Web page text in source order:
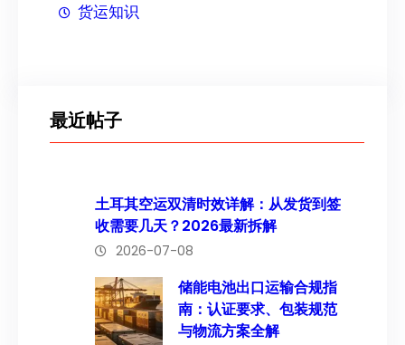
货运知识
最近帖子
土耳其空运双清时效详解：从发货到签
收需要几天？2026最新拆解
2026-07-08
储能电池出口运输合规指
南：认证要求、包装规范
与物流方案全解